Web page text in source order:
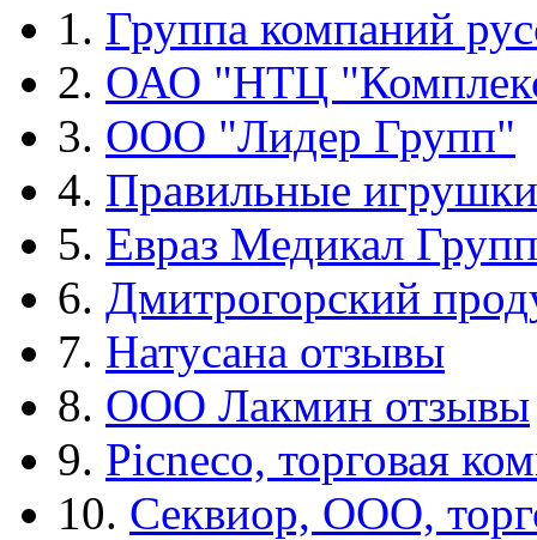
1. Группа компаний
2. ОАО "НТЦ
3. ООО "Лидер Групп"
4. Правильные игрушки
5. Евраз Медикал Групп
6. Дмитрогорский
7. Натусана отзывы
8. ООО Лакмин отзывы
9. Picneco, торговая
10. Секвиор, ООО,